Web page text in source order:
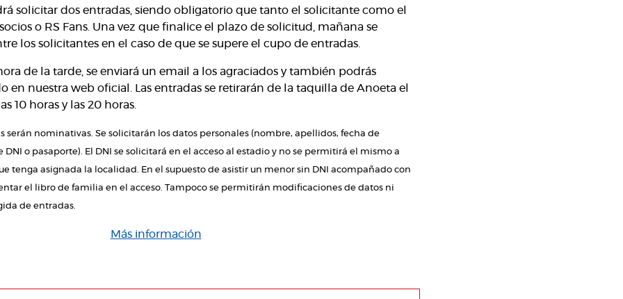
solicitar dos entradas, siendo obligatorio que tanto el solicitante como el
o RS Fans. Una vez que finalice el plazo de solicitud, mañana se
los solicitantes en el caso de que se supere el cupo de entradas.
de la tarde, se enviará un email a los agraciados y también podrás
en nuestra web oficial. Las entradas se retirarán de la taquilla de Anoeta el
10 horas y las 20 horas.
serán nominativas. Se solicitarán los datos personales (nombre, apellidos, fecha de
o pasaporte). El DNI se solicitará en el acceso al estadio y no se permitirá el mismo a
tenga asignada la localidad. En el supuesto de asistir un menor sin DNI acompañado con
el libro de familia en el acceso. Tampoco se permitirán modificaciones de datos ni
de entradas.
Más información